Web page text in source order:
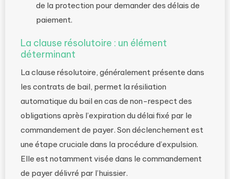
de la protection pour demander des délais de
paiement.
La clause résolutoire : un élément
déterminant
La clause résolutoire, généralement présente dans
les contrats de bail, permet la résiliation
automatique du bail en cas de non-respect des
obligations après l’expiration du délai fixé par le
commandement de payer. Son déclenchement est
une étape cruciale dans la procédure d’expulsion.
Elle est notamment visée dans le commandement
de payer délivré par l’huissier.